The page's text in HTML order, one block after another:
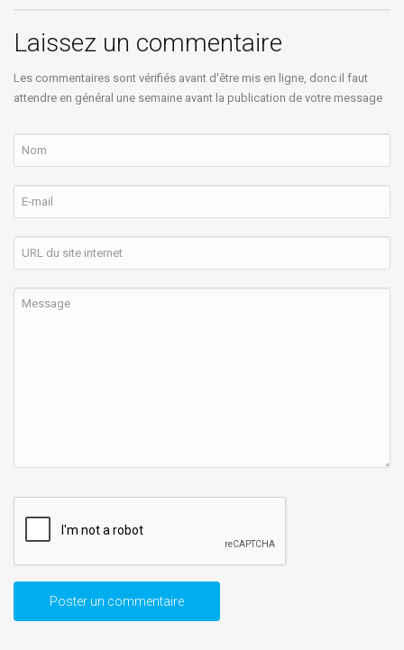
Laissez un commentaire
Les commentaires sont vérifiés avant d'être mis en ligne, donc il faut
attendre en général une semaine avant la publication de votre message